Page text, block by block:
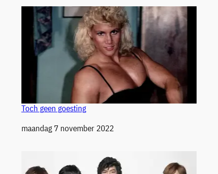
Toch geen goesting
Datum
maandag 7 november 2022